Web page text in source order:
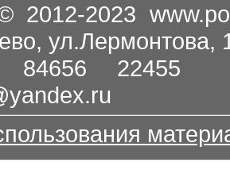
2012-2023
ул.Лермонтова,
84656